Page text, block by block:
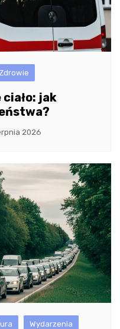
Zdrowie
jak
2026
Wydarzenia